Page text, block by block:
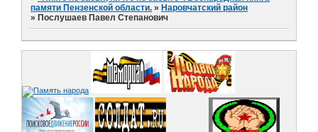
памяти Пензенской области. » Наровчатский район
» Послушаев Павел Степанович